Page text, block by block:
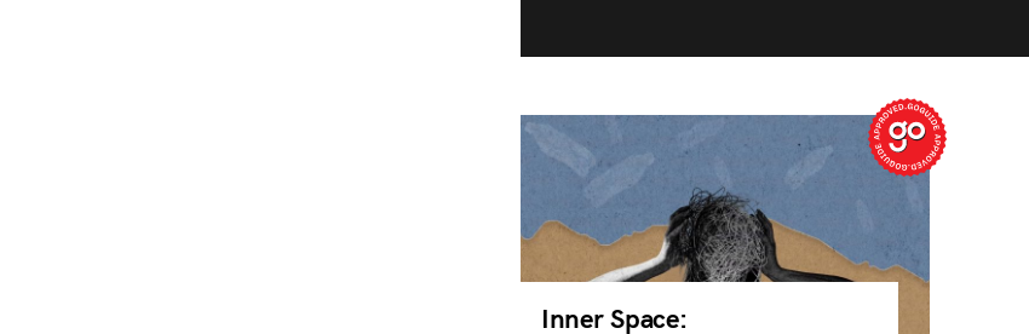
Inner Space: